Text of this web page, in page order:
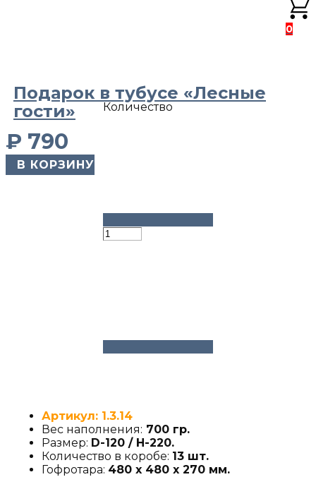
0
Подарок в тубусе «Лесные
гости»
₽ 790
​ В КОРЗИНУ
Количество
Артикул: 1.3.14
Вес наполнения: 700 гр.
Размер: D-120 / H-220.
Количество в коробе: 13 шт.
Гофротара: 480 х 480 х 270 мм.